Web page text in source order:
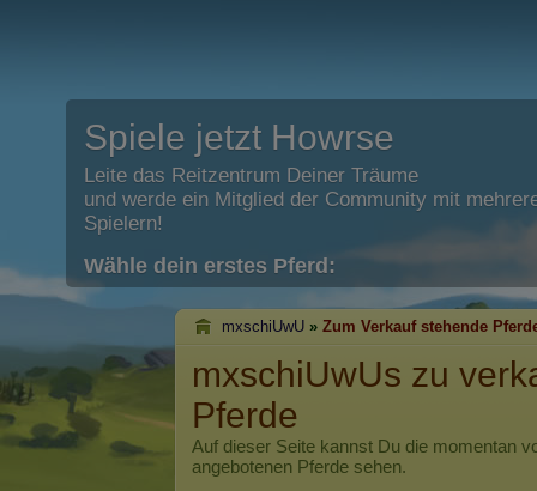
Spiele jetzt Howrse
Leite das Reitzentrum Deiner Träume
und werde ein Mitglied der Community mit
Spielern!
Wähle dein erstes Pferd:
mxschiUwU » Zum Verkauf stehende
mxschiUwUs zu
Pferde
Auf dieser Seite kannst Du die momentan
angebotenen Pferde sehen.